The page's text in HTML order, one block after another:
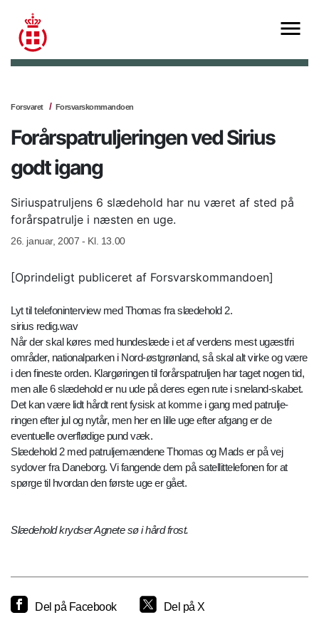
Forsvaret Forsvarskommandoen
Forårspatruljeringen ved Sirius
godt igang
Siriuspatruljens 6 slædehold har nu været af sted på
forårspatrulje i næsten en uge.
26. januar, 2007 - Kl. 13.00
[Oprindeligt publiceret af Forsvarskommandoen]
Lyt til telefoninterview med Thomas fra slædehold 2.
sirius redig.wav
Når der skal køres med hundeslæde i et af verdens mest ugæstfri
områder, nationalparken i Nord-østgrønland, så skal alt virke og være
i den fineste orden. Klargøringen til forårspatruljen har taget nogen tid,
men alle 6 slædehold er nu ude på deres egen rute i sneland-skabet.
Det kan være lidt hårdt rent fysisk at komme i gang med patrulje-
ringen efter jul og nytår, men her en lille uge efter afgang er de
eventuelle overflødige pund væk.
Slædehold 2 med patruljemændene Thomas og Mads er på vej
sydover fra Daneborg. Vi fangende dem på satellittelefonen for at
spørge til hvordan den første uge er gået.
Slædehold krydser Agnete sø i hård frost.
Del på Facebook Del på X